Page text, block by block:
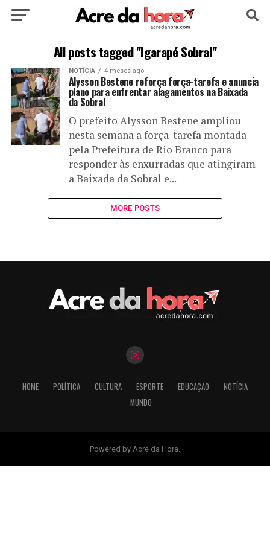
HOME POLÍTICA CULTURA ESPORTE
EDUCAÇÃO NOTÍCIA MUNDO
All posts tagged "Igarapé Sobral"
NOTÍCIA 4 meses ago
Alysson Bestene reforça força-tarefa e anuncia
plano para enfrentar alagamentos na Baixada
da Sobral
O prefeito Alysson Bestene ampliou
nesta semana a força-tarefa montada
pela Prefeitura de Rio Branco para
responder às enxurradas que atingiram
a Baixada da Sobral e...
MORE POSTS
HOME POLÍTICA CULTURA ESPORTE EDUCAÇÃO
NOTÍCIA
MUNDO
Powered by Acre da Hora.